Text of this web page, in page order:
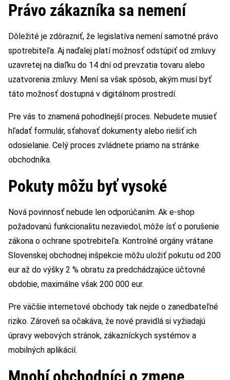
Právo zákazníka sa nemení
Dôležité je zdôrazniť, že legislatíva nemení samotné právo
spotrebiteľa. Aj naďalej platí možnosť odstúpiť od zmluvy
uzavretej na diaľku do 14 dní od prevzatia tovaru alebo
uzatvorenia zmluvy. Mení sa však spôsob, akým musí byť
táto možnosť dostupná v digitálnom prostredí.
Pre vás to znamená pohodlnejší proces. Nebudete musieť
hľadať formulár, sťahovať dokumenty alebo riešiť ich
odosielanie. Celý proces zvládnete priamo na stránke
obchodníka.
Pokuty môžu byť vysoké
Nová povinnosť nebude len odporúčaním. Ak e-shop
požadovanú funkcionalitu nezaviedol, môže ísť o porušenie
zákona o ochrane spotrebiteľa. Kontrolné orgány vrátane
Slovenskej obchodnej inšpekcie môžu uložiť pokutu od 200
eur až do výšky 2 % obratu za predchádzajúce účtovné
obdobie, maximálne však 200 000 eur.
Pre väčšie internetové obchody tak nejde o zanedbateľné
riziko. Zároveň sa očakáva, že nové pravidlá si vyžiadajú
úpravy webových stránok, zákazníckych systémov a
mobilných aplikácií.